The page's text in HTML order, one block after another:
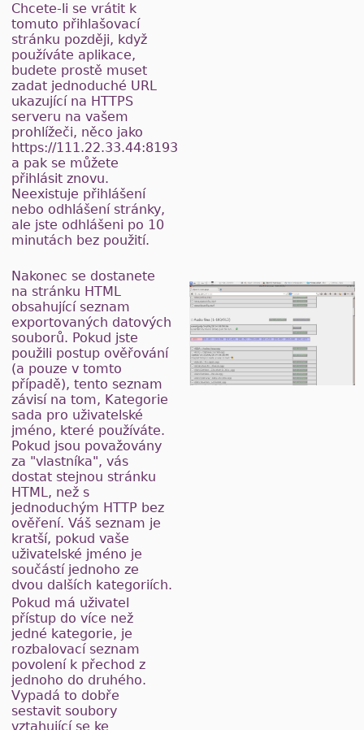
Chcete-li se vrátit k
tomuto přihlašovací
stránku později, když
používáte aplikace,
budete prostě muset
zadat jednoduché URL
ukazující na HTTPS
serveru na vašem
prohlížeči, něco jako
https://111.22.33.44:8193
a pak se můžete
přihlásit znovu.
Neexistuje přihlášení
nebo odhlášení stránky,
ale jste odhlášeni po 10
minutách bez použití.
Nakonec se dostanete
na stránku HTML
obsahující seznam
exportovaných datových
souborů. Pokud jste
použili postup ověřování
(a pouze v tomto
případě), tento seznam
závisí na tom, Kategorie
sada pro uživatelské
jméno, které používáte.
Pokud jsou považovány
za "vlastníka", vás
dostat stejnou stránku
HTML, než s
jednoduchým HTTP bez
ověření. Váš seznam je
kratší, pokud vaše
uživatelské jméno je
součástí jednoho ze
dvou dalších kategoriích.
Pokud má uživatel
přístup do více než
jedné kategorie, je
rozbalovací seznam
povolení k přechod z
jednoho do druhého.
Vypadá to dobře
sestavit soubory
vztahující se ke